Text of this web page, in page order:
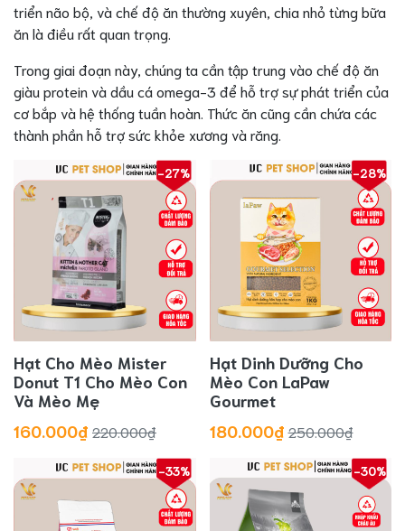
triển não bộ, và chế độ ăn thường xuyên, chia nhỏ từng bữa
ăn là điều rất quan trọng.
Trong giai đoạn này, chúng ta cần tập trung vào chế độ ăn
giàu protein và dầu cá omega-3 để hỗ trợ sự phát triển của
cơ bắp và hệ thống tuần hoàn. Thức ăn cũng cần chứa các
thành phần hỗ trợ sức khỏe xương và răng.
-27%
Hạt Cho Mèo Mister
Donut T1 Cho Mèo Con
Và Mèo Mẹ
160.000₫ 220.000₫
-28%
Hạt Dinh Dưỡng Cho
Mèo Con LaPaw
Gourmet
180.000₫ 250.000₫
-33% -30%